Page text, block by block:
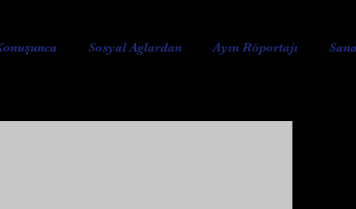
Sosyal Aglardan Ayın Röportajı